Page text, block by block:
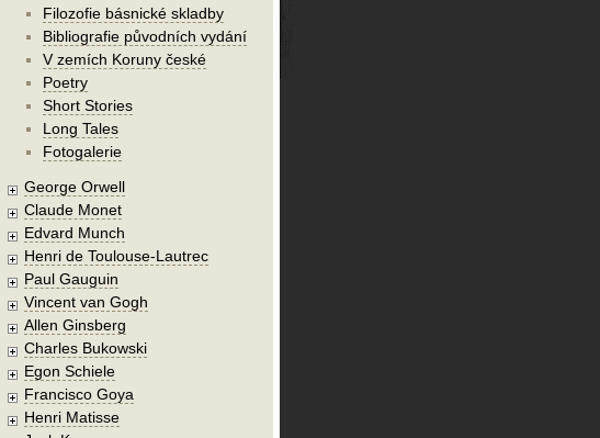
Filozofie básnické skladby
Bibliografie původních vydání
V zemích Koruny české
Poetry
Short Stories
Long Tales
Fotogalerie
George Orwell
Claude Monet
Edvard Munch
Henri de Toulouse-Lautrec
Paul Gauguin
Vincent van Gogh
Allen Ginsberg
Charles Bukowski
Egon Schiele
Francisco Goya
Henri Matisse